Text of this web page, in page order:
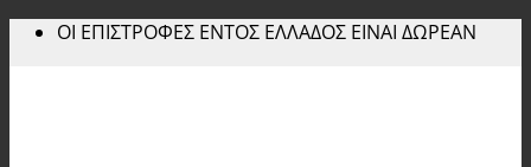
Skip ΟΙ ΕΠΙΣΤΡΟΦΕΣ ΕΝΤΟΣ ΕΛΛΑΔΟΣ ΕΙΝΑΙ ΔΩΡΕΑΝ